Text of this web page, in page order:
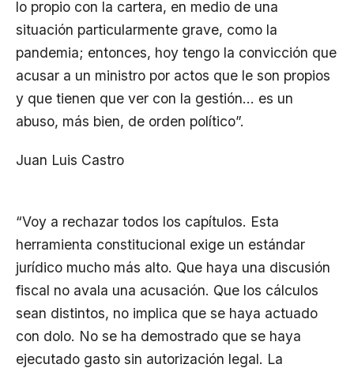
lo propio con la cartera, en medio de una
situación particularmente grave, como la
pandemia; entonces, hoy tengo la convicción que
acusar a un ministro por actos que le son propios
y que tienen que ver con la gestión… es un
abuso, más bien, de orden político”.
Juan Luis Castro
“Voy a rechazar todos los capítulos. Esta
herramienta constitucional exige un estándar
jurídico mucho más alto. Que haya una discusión
fiscal no avala una acusación. Que los cálculos
sean distintos, no implica que se haya actuado
con dolo. No se ha demostrado que se haya
ejecutado gasto sin autorización legal. La